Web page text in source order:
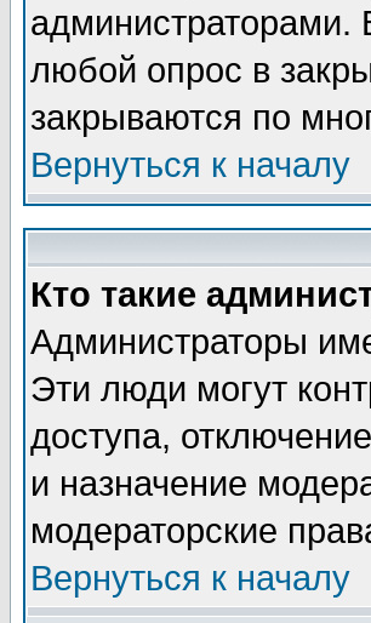
администраторами.
любой опрос в
закрываются по
Вернуться к началу
Кто такие
Администраторы
Эти люди могут
доступа,
и назначение
модераторские
Вернуться к началу